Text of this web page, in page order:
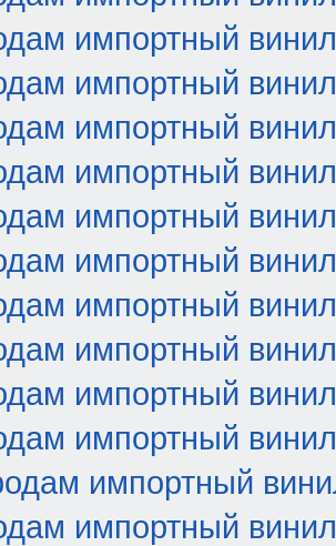
импортный винил
импортный винил
импортный винил
импортный винил
импортный винил
импортный винил
импортный винил
импортный винил
импортный винил
импортный винил
импортный
импортный винил